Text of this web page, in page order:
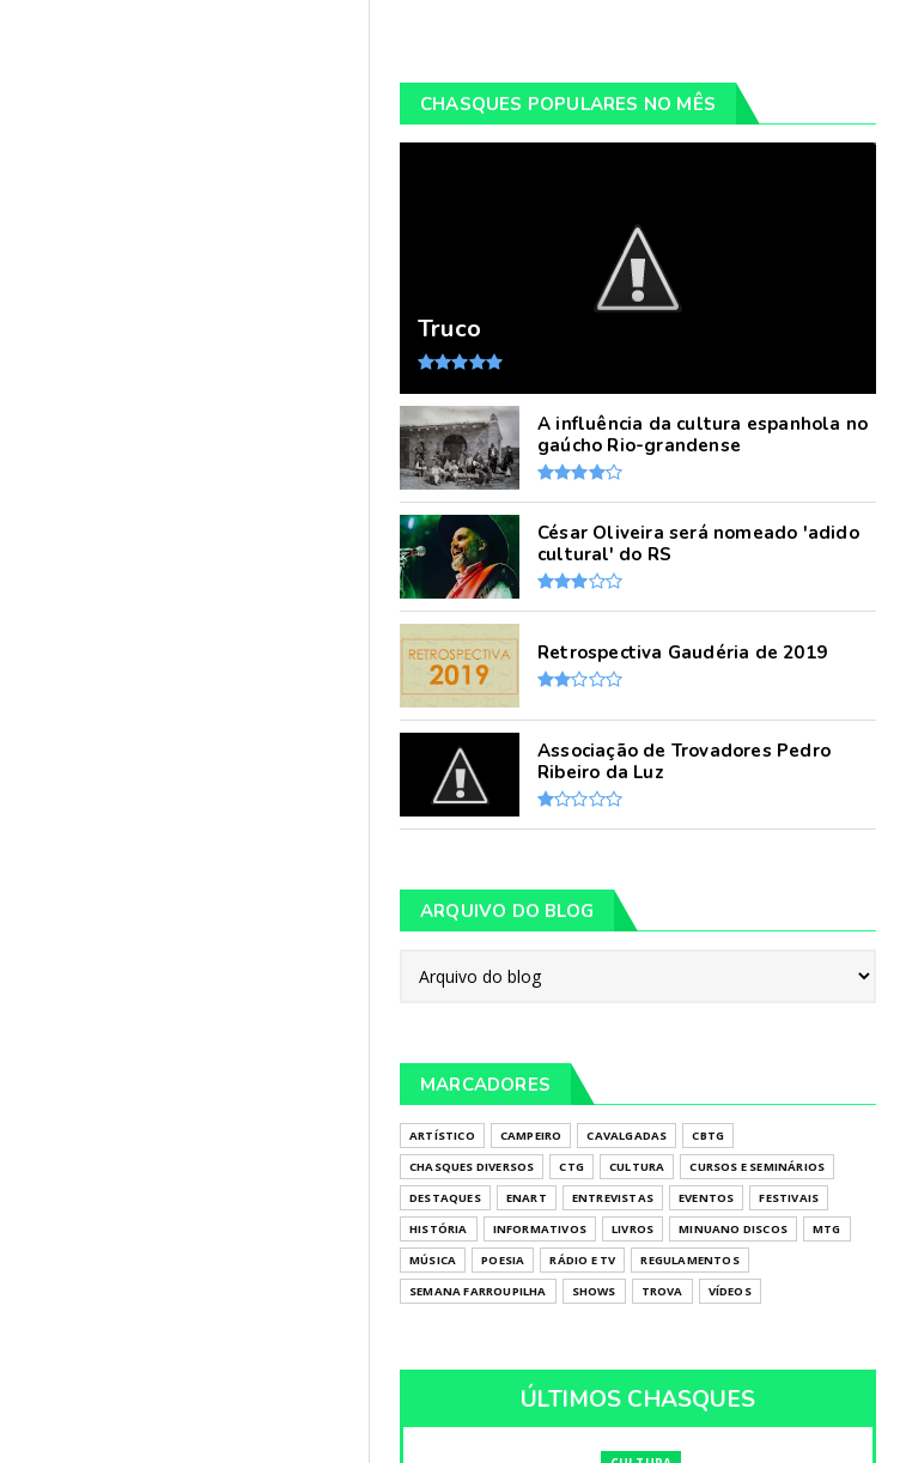
CHASQUES POPULARES NO MÊS
Truco
A influência da cultura espanhola no
gaúcho Rio-grandense
César Oliveira será nomeado 'adido
cultural' do RS
Retrospectiva Gaudéria de 2019
Associação de Trovadores Pedro
Ribeiro da Luz
ARQUIVO DO BLOG
MARCADORES
ARTÍSTICO CAMPEIRO CAVALGADAS
CBTG
CHASQUES DIVERSOS
CTG CULTURA
CURSOS E SEMINÁRIOS
DESTAQUES
ENART ENTREVISTAS EVENTOS
FESTIVAIS
HISTÓRIA
INFORMATIVOS LIVROS MINUANO DISCOS
MTG
MÚSICA
POESIA RÁDIO E TV
REGULAMENTOS
SEMANA FARROUPILHA
SHOWS TROVA VÍDEOS
ÚLTIMOS CHASQUES